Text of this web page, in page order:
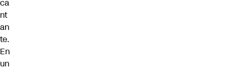
ca
nt
an
te.
En
un